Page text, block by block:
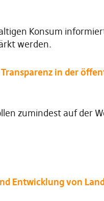
Konsum
werden.
Transparenz in der
zumindest auf der
Entwicklung von